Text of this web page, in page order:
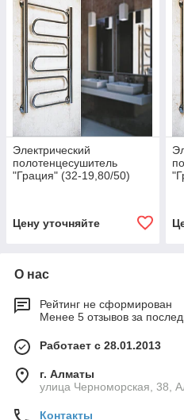
Электрический
полотенцесушитель
"Грация" (32-19,80/50)
Цену уточняйте
О нас
Рейтинг не сформирован
Менее 5 отзывов за
Работает с 28.01.2013
г. Алматы
улица Черноморская, 38,
Контакты